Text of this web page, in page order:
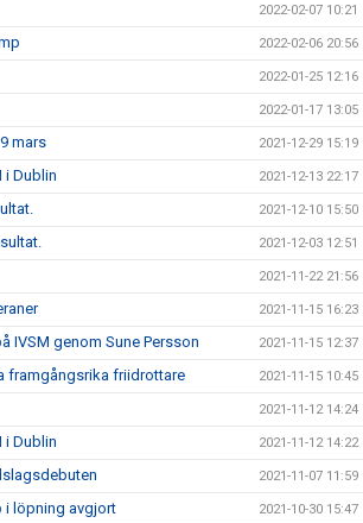
2022-02-07 10:21
2022-02-06 20:56
2022-01-25 12:16
2022-01-17 13:05
mars 2021-12-29 15:19
i Dublin 2021-12-13 22:17
2021-12-10 15:50
2021-12-03 12:51
2021-11-22 21:56
2021-11-15 16:23
IVSM genom Sune Persson 2021-11-15 12:37
framgångsrika friidrottare 2021-11-15 10:45
2021-11-12 14:24
i Dublin 2021-11-12 14:22
2021-11-07 11:59
i löpning avgjort 2021-10-30 15:47